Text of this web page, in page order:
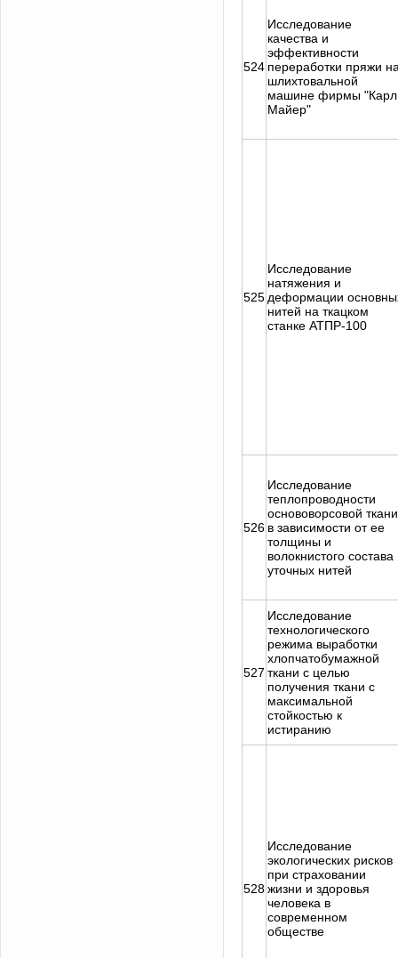
524
Исследование
качества и
эффективности
переработки пряжи
шлихтовальной
машине фирмы "Карл
Майер"
525
Исследование
натяжения и
деформации
нитей на ткацком
станке АТПР-100
526
Исследование
теплопроводности
основоворсовой ткани
в зависимости от ее
толщины и
волокнистого состава
уточных нитей
527
Исследование
технологического
режима выработки
хлопчатобумажной
ткани с целью
получения ткани с
максимальной
стойкостью к
истиранию
528
Исследование
экологических рисков
при страховании
жизни и здоровья
человека в
современном
обществе